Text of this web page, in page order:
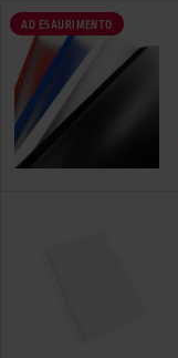
AD ESAURIMENTO